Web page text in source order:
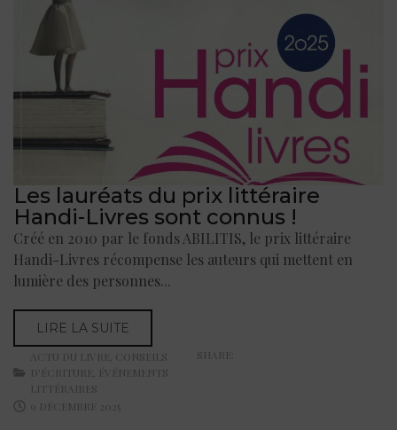
Les lauréats du prix littéraire
Handi-Livres sont connus !
Créé en 2010 par le fonds ABILITIS, le prix littéraire
Handi-Livres récompense les auteurs qui mettent en
lumière des personnes...
LIRE LA SUITE
ACTU DU LIVRE
CONSEILS
D'ÉCRITURE
ÉVÉNEMENTS
LITTÉRAIRES
9 DÉCEMBRE 2025
SHARE: